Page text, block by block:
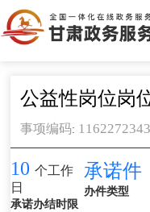
公益性岗位岗
事项编码:
10 个工作
日
承诺办结时限
承诺件
办件类型